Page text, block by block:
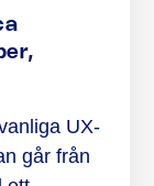
UX-
går från